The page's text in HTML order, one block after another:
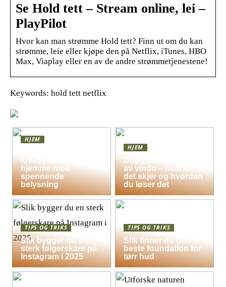
Se Hold tett – Stream online, lei –
PlayPilot
Hvor kan man strømme Hold tett? Finn ut om du kan
strømme, leie eller kjøpe den på Netflix, iTunes, HBO
Max, Viaplay eller en av de andre strømmetjenestene!
Keywords: hold tett netflix
HJEM
kreativ atmosfære
hjemme med
spennende
belysning
HJEM
Dugg på indersiden
av vindu – hvorfor
det skjer og hvordan
du løser det
TIPS OG TRIKS
Slik bygger du en
sterk følgerskare på
Instagram i 2025
TIPS OG TRIKS
Slik finner du den
beste foundation for
tørr hud